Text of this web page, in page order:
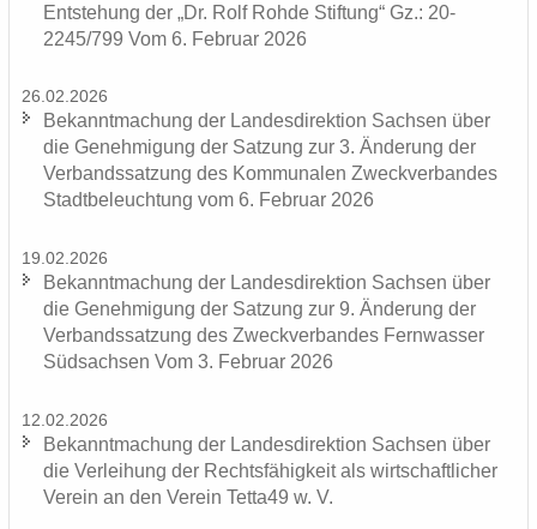
Ent­ste­hung der „Dr. Rolf Rohde Stif­tung“ Gz.: 20-
2245/799 Vom 6. Fe­bru­ar 2026
26.02.2026
Be­kannt­ma­chung der Lan­des­di­rek­ti­on Sach­sen über
die Ge­neh­mi­gung der Sat­zung zur 3. Än­de­rung der
Ver­bands­sat­zung des Kom­mu­na­len Zweck­ver­ban­des
Stadt­be­leuch­tung vom 6. Fe­bru­ar 2026
19.02.2026
Be­kannt­ma­chung der Lan­des­di­rek­ti­on Sach­sen über
die Ge­neh­mi­gung der Sat­zung zur 9. Än­de­rung der
Ver­bands­sat­zung des Zweck­ver­ban­des Fern­was­ser
Süd­sach­sen Vom 3. Fe­bru­ar 2026
12.02.2026
Be­kannt­ma­chung der Lan­des­di­rek­ti­on Sach­sen über
die Ver­lei­hung der Rechts­fä­hig­keit als wirt­schaft­li­cher
Ver­ein an den Ver­ein Tetta49 w. V.